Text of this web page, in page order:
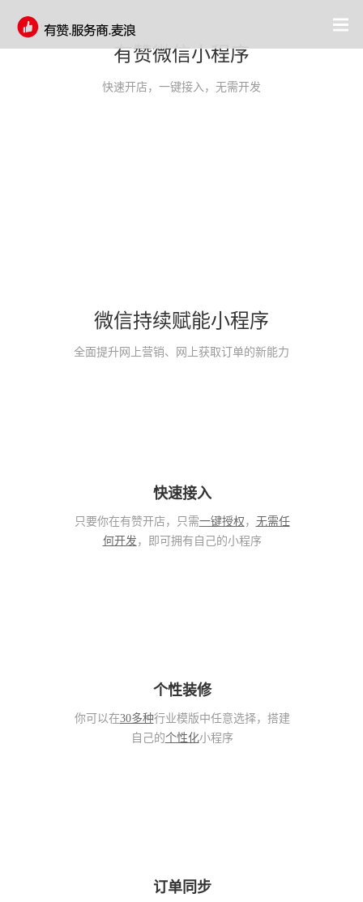
有赞微信小程序
快速开店，一键接入，无需开发
微信持续赋能小程序
全面提升网上营销、网上获取订单的新能力
快速接入
只要你在有赞开店，只需一键授权 ， 无需任
何开发 ，即可拥有自己的小程序
个性装修
你可以在30多种行业模版中任意选择，搭建
自己的个性化小程序
订单同步